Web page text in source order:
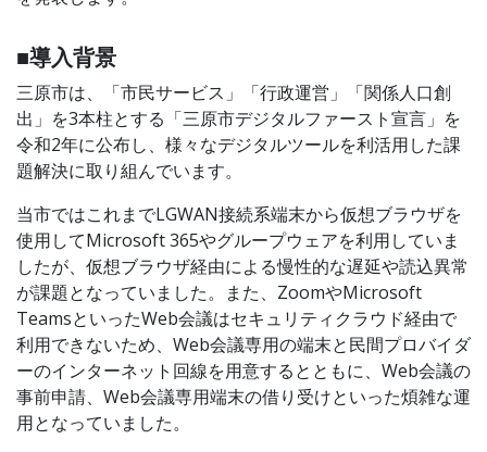
■導入背景
三原市は、「市民サービス」「行政運営」「関係人口創
出」を3本柱とする「三原市デジタルファースト宣言」を
令和2年に公布し、様々なデジタルツールを利活用した課
題解決に取り組んでいます。
当市ではこれまでLGWAN接続系端末から仮想ブラウザを
使用してMicrosoft 365やグループウェアを利用していま
したが、仮想ブラウザ経由による慢性的な遅延や読込異常
が課題となっていました。また、ZoomやMicrosoft
TeamsといったWeb会議はセキュリティクラウド経由で
利用できないため、Web会議専用の端末と民間プロバイダ
ーのインターネット回線を用意するとともに、Web会議の
事前申請、Web会議専用端末の借り受けといった煩雑な運
用となっていました。